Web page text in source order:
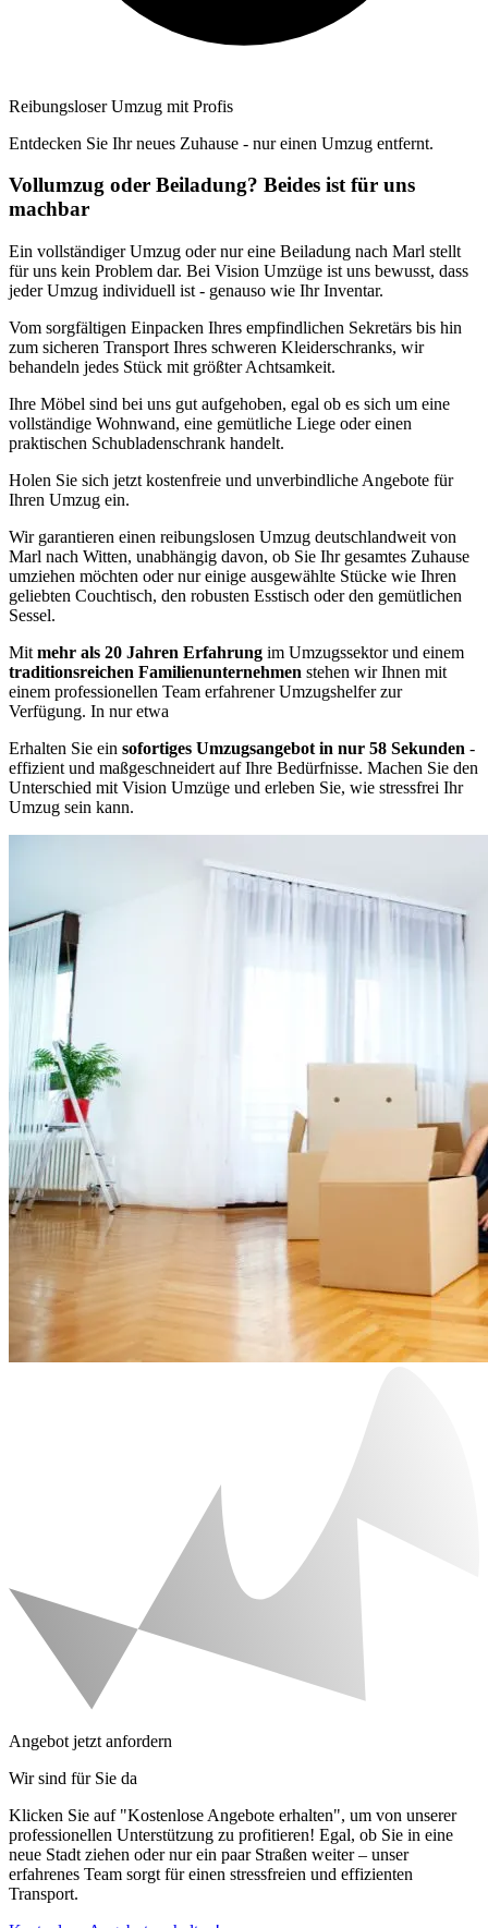
Reibungsloser Umzug mit Profis
Entdecken Sie Ihr neues Zuhause - nur einen Umzug entfernt.
Vollumzug oder Beiladung? Beides ist für uns
machbar
Ein vollständiger Umzug oder nur eine Beiladung nach Marl stellt
für uns kein Problem dar. Bei Vision Umzüge ist uns bewusst, dass
jeder Umzug individuell ist - genauso wie Ihr Inventar.
Vom sorgfältigen Einpacken Ihres empfindlichen Sekretärs bis hin
zum sicheren Transport Ihres schweren Kleiderschranks, wir
behandeln jedes Stück mit größter Achtsamkeit.
Ihre Möbel sind bei uns gut aufgehoben, egal ob es sich um eine
vollständige Wohnwand, eine gemütliche Liege oder einen
praktischen Schubladenschrank handelt.
Holen Sie sich jetzt kostenfreie und unverbindliche Angebote für
Ihren Umzug ein.
Wir garantieren einen reibungslosen Umzug deutschlandweit von
Marl nach Witten, unabhängig davon, ob Sie Ihr gesamtes Zuhause
umziehen möchten oder nur einige ausgewählte Stücke wie Ihren
geliebten Couchtisch, den robusten Esstisch oder den gemütlichen
Sessel.
Mit mehr als 20 Jahren Erfahrung im Umzugssektor und einem
traditionsreichen Familienunternehmen stehen wir Ihnen mit
einem professionellen Team erfahrener Umzugshelfer zur
Verfügung. In nur etwa
Erhalten Sie ein sofortiges Umzugsangebot in nur 58 Sekunden -
effizient und maßgeschneidert auf Ihre Bedürfnisse. Machen Sie den
Unterschied mit Vision Umzüge und erleben Sie, wie stressfrei Ihr
Umzug sein kann.
Angebot jetzt anfordern
Wir sind für Sie da
Klicken Sie auf "Kostenlose Angebote erhalten", um von unserer
professionellen Unterstützung zu profitieren! Egal, ob Sie in eine
neue Stadt ziehen oder nur ein paar Straßen weiter – unser
erfahrenes Team sorgt für einen stressfreien und effizienten
Transport.